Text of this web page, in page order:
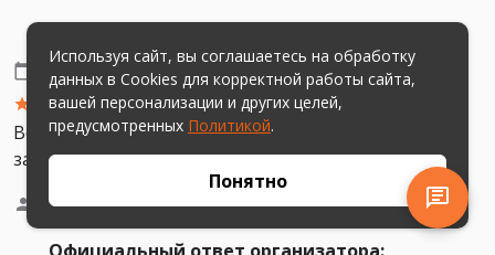
9 апреля 2021 г.
Все прошло хорошо. Квест прошли за 60 мин.
заявлено 80 мин., но было весело и интересно
Алсу(7 детей 9 лет)
Используя сайт, вы соглашаетесь на обработку
данных в Cookies для корректной работы сайта,
вашей персонализации и других целей,
предусмотренных Политикой.
Понятно